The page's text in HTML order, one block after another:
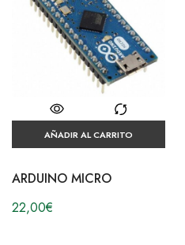
AÑADIR AL CARRITO
ARDUINO MICRO
22,00€